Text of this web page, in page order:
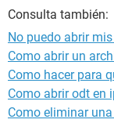
Consulta también:
No puedo abrir
Como abrir un
Como hacer para
Como abrir odt en
Como eliminar